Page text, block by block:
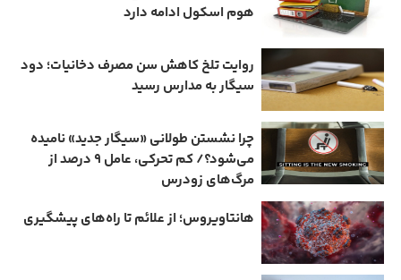
هوم ‌اسکول ادامه دارد
روایت تلخ کاهش سن مصرف دخانیات؛ دود
سیگار به مدارس رسید
چرا نشستن طولانی «سیگار جدید» نامیده
می‌شود؟/ کم‌ تحرکی، عامل ۹ درصد از
مرگ‌های زودرس
هانتاویروس؛ از علائم تا راه‌های پیشگیری